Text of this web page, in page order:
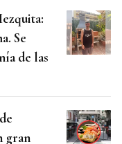
Se
de las
gran